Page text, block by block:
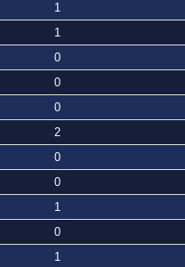
1
1
0
0
0
2
0
0
1
0
1